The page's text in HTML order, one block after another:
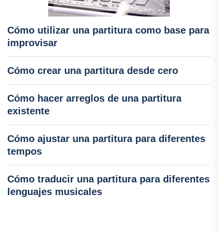
Cómo utilizar una partitura como base para
improvisar
Cómo crear una partitura desde cero
Cómo hacer arreglos de una partitura
existente
Cómo ajustar una partitura para diferentes
tempos
Cómo traducir una partitura para diferentes
lenguajes musicales